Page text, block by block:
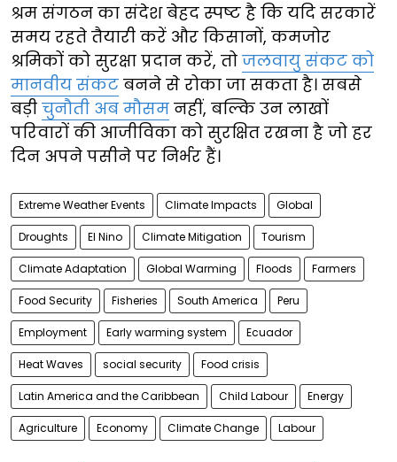
श्रम संगठन का संदेश बेहद स्पष्ट है कि यदि सरकारें
समय रहते तैयारी करें और किसानों, कमजोर
श्रमिकों को सुरक्षा प्रदान करें, तो जलवायु संकट को
मानवीय संकट बनने से रोका जा सकता है। सबसे
बड़ी चुनौती अब मौसम नहीं, बल्कि उन लाखों
परिवारों की आजीविका को सुरक्षित रखना है जो हर
दिन अपने पसीने पर निर्भर हैं।
Extreme Weather Events Climate Impacts Global
Droughts El Nino Climate Mitigation Tourism
Climate Adaptation Global Warming Floods Farmers
Food Security Fisheries South America Peru
Employment Early warming system Ecuador
Heat Waves social security Food crisis
Latin America and the Caribbean Child Labour Energy
Agriculture Economy Climate Change Labour